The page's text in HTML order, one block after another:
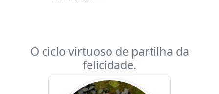
O ciclo virtuoso de partilha da
felicidade.